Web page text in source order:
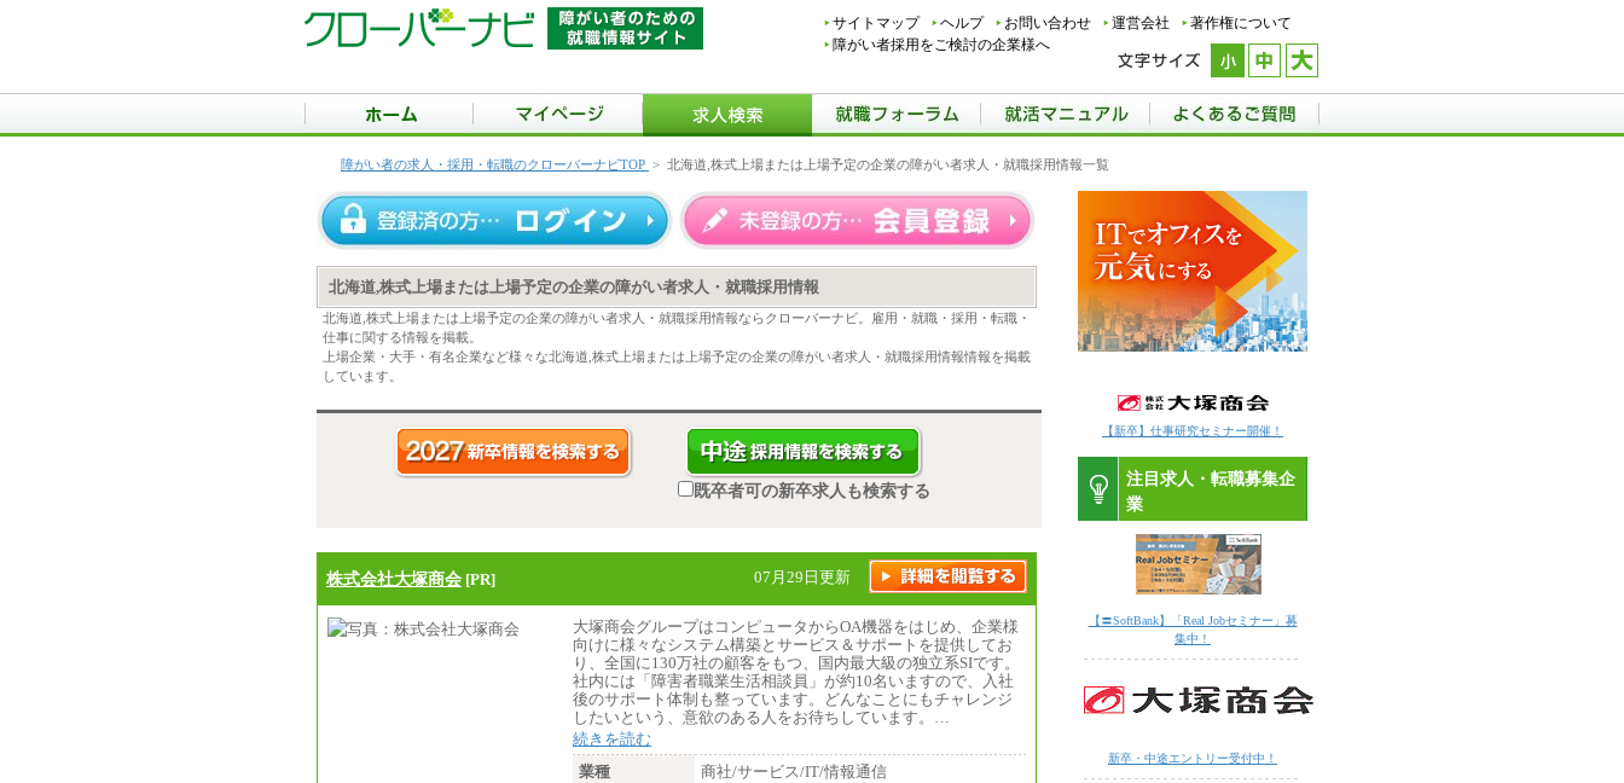
サイトマップ ヘルプ お問い合わせ 運営会社
著作権について
障がい者採用をご検討の企業様へ
障がい者の求人・採用・転職のクローバーナビTOP > 北海道,株式上場または上場予定の企業の障がい者求人・就職採用情報一覧
北海道,株式上場または上場予定の企業の障がい者求人・就職採用情報
北海道,株式上場または上場予定の企業の障がい者求人・就職採用情報ならクローバーナビ。雇用・就職・採用・転職・
仕事に関する情報を掲載。
上場企業・大手・有名企業など様々な北海道,株式上場または上場予定の企業の障がい者求人・就職採用情報情報を掲載
しています。
既卒者可の新卒求人も検索する
株式会社大塚商会 [PR] 07月29日更新
大塚商会グループはコンピュータからOA機器をはじめ、企業様
向けに様々なシステム構築とサービス＆サポートを提供してお
り、全国に130万社の顧客をもつ、国内最大級の独立系SIです。
社内には「障害者職業生活相談員」が約10名いますので、入社
後のサポート体制も整っています。どんなことにもチャレンジ
したいという、意欲のある人をお待ちしています。…
続きを読む
業種
商社/サービス/IT/情報通信
【新卒】仕事研究セミナー開催！
注目求人・転職募集企
業
【〓SoftBank】「Real Jobセミナー」募
集中！
新卒・中途エントリー受付中！